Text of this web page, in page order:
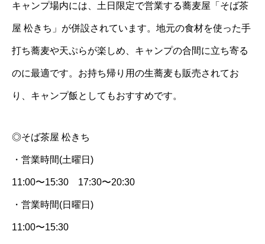
キャンプ場内には、土日限定で営業する蕎麦屋「そば茶
屋 松きち」が併設されています。 地元の食材を使った手
打ち蕎麦や天ぷらが楽しめ、キャンプの合間に立ち寄る
のに最適です。 お持ち帰り用の生蕎麦も販売されてお
り、キャンプ飯としてもおすすめです。
◎そば茶屋 松きち
・営業時間(土曜日)
11:00〜15:30 17:30〜20:30
・営業時間(日曜日)
11:00〜15:30